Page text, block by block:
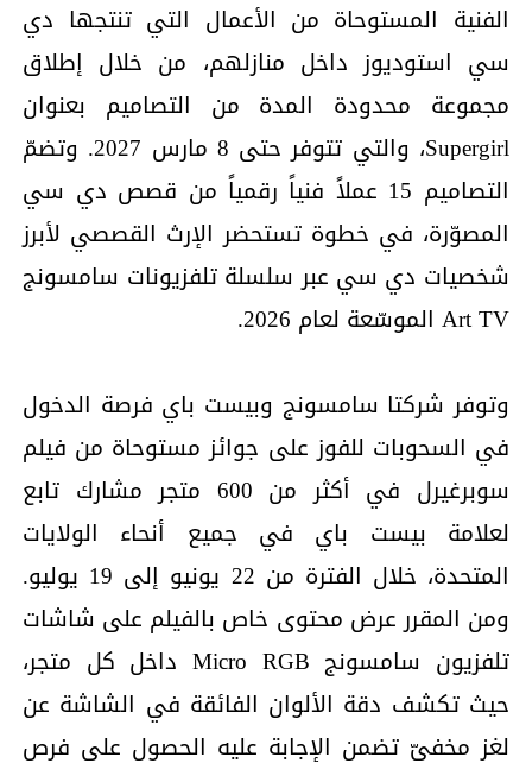
الفنية المستوحاة من الأعمال التي تنتجها دي
سي استوديوز داخل منازلهم، من خلال إطلاق
مجموعة محدودة المدة من التصاميم بعنوان
Supergirl، والتي تتوفر حتى 8 مارس 2027. وتضمّ
التصاميم 15 عملاً فنياً رقمياً من قصص دي سي
المصوّرة، في خطوة تستحضر الإرث القصصي لأبرز
شخصيات دي سي عبر سلسلة تلفزيونات سامسونج
Art TV الموسّعة لعام 2026.
وتوفر شركتا سامسونج وبيست باي فرصة الدخول
في السحوبات للفوز على جوائز مستوحاة من فيلم
سوبرغيرل في أكثر من 600 متجر مشارك تابع
لعلامة بيست باي في جميع أنحاء الولايات
المتحدة، خلال الفترة من 22 يونيو إلى 19 يوليو.
ومن المقرر عرض محتوى خاص بالفيلم على شاشات
تلفزيون سامسونج Micro RGB داخل كل متجر،
حيث تكشف دقة الألوان الفائقة في الشاشة عن
لغز مخفيّ تضمن الإجابة عليه الحصول على فرص